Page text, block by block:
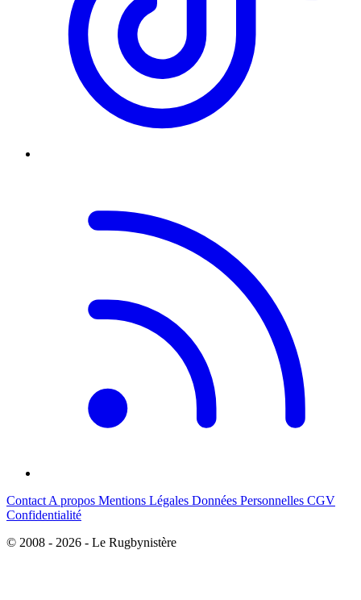
Contact A propos Mentions Légales Données Personnelles CGV
Confidentialité
© 2008 - 2026 - Le Rugbynistère